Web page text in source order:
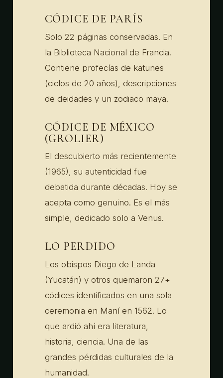
CÓDICE DE PARÍS
Solo 22 páginas conservadas. En
la Biblioteca Nacional de Francia.
Contiene profecías de katunes
(ciclos de 20 años), descripciones
de deidades y un zodiaco maya.
CÓDICE DE MÉXICO
(GROLIER)
El descubierto más recientemente
(1965), su autenticidad fue
debatida durante décadas. Hoy se
acepta como genuino. Es el más
simple, dedicado solo a Venus.
LO PERDIDO
Los obispos Diego de Landa
(Yucatán) y otros quemaron 27+
códices identificados en una sola
ceremonia en Maní en 1562. Lo
que ardió ahí era literatura,
historia, ciencia. Una de las
grandes pérdidas culturales de la
humanidad.